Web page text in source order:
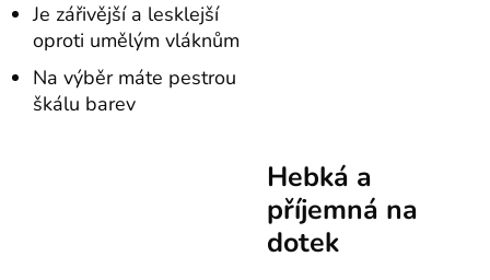
Je zářivější a lesklejší
oproti umělým vláknům
Na výběr máte pestrou
škálu barev
Hebká a
příjemná na
dotek